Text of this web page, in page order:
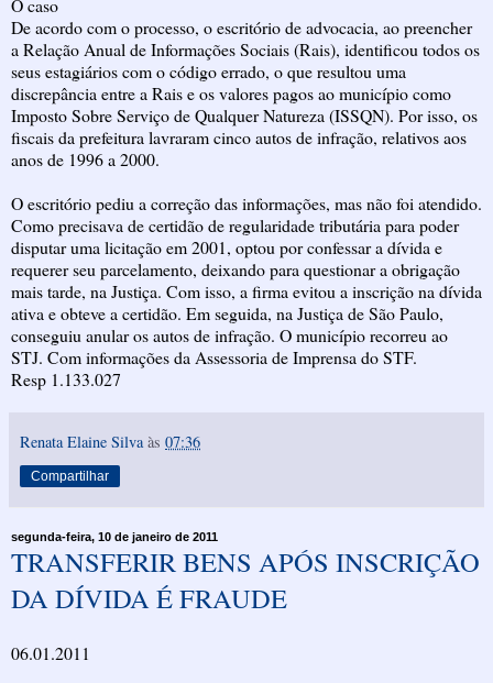
O caso
De acordo com o processo, o escritório de advocacia, ao preencher
a Relação Anual de Informações Sociais (Rais), identificou todos os
seus estagiários com o código errado, o que resultou uma
discrepância entre a Rais e os valores pagos ao município como
Imposto Sobre Serviço de Qualquer Natureza (ISSQN). Por isso, os
fiscais da prefeitura lavraram cinco autos de infração, relativos aos
anos de 1996 a 2000.
O escritório pediu a correção das informações, mas não foi atendido.
Como precisava de certidão de regularidade tributária para poder
disputar uma licitação em 2001, optou por confessar a dívida e
requerer seu parcelamento, deixando para questionar a obrigação
mais tarde, na Justiça. Com isso, a firma evitou a inscrição na dívida
ativa e obteve a certidão. Em seguida, na Justiça de São Paulo,
conseguiu anular os autos de infração. O município recorreu ao
STJ. Com informações da Assessoria de Imprensa do STF.
Resp 1.133.027
Renata Elaine Silva às 07:36
Compartilhar
segunda-feira, 10 de janeiro de 2011
TRANSFERIR BENS APÓS INSCRIÇÃO
DA DÍVIDA É FRAUDE
06.01.2011